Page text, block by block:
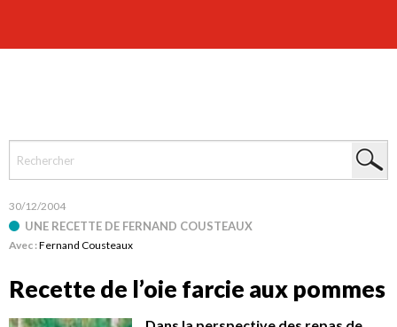
30/12/2004
UNE RECETTE DE FERNAND COUSTEAUX
Avec :Fernand Cousteaux
Recette de l’oie farcie aux pommes